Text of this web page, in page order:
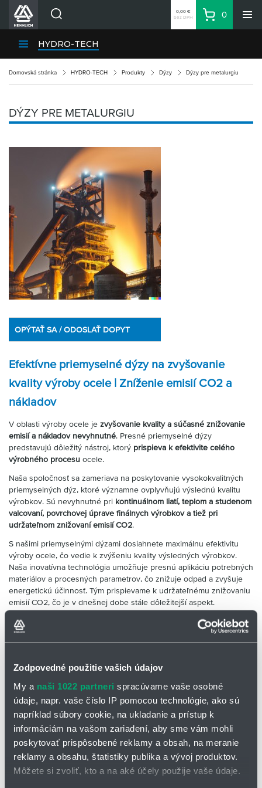
Zodpovedné použitie vašich údajov
My a naši 1022 partneri spracúvame vaše osobné
údaje, napr. vaše číslo IP pomocou technológie, ako sú
napríklad súbory cookie, na ukladanie a prístup k
informáciám na vašom zariadení, aby sme vám mohli
poskytovať prispôsobené reklamy a obsah, na meranie
reklamy a obsahu, štatistiky publika a vývoj produktov.
Môžete si zvoliť, kto a na aké účely použije vaše údaje.
Divízie HENNLICH
O firme
Priemyselný park HENNLICH
Prihlásenie
Nákupný zoznam
Partner Zone
0,00 €
bez DPH
Košík
0
HYDRO-TECH
Domovská stránka HYDRO-TECH Produkty Dýzy Dýzy pre metalurgiu
DÝZY PRE METALURGIU
OPÝTAŤ SA / ODOSLAŤ DOPYT
Efektívne priemyselné dýzy na zvyšovanie
kvality výroby ocele | Zníženie emisií CO2 a
nákladov
V oblasti výroby ocele je zvyšovanie kvality a súčasné znižovanie
emisií a nákladov nevyhnutné. Presné priemyselné dýzy
predstavujú dôležitý nástroj, ktorý prispieva k efektivite celého
výrobného procesu ocele.
Naša spoločnosť sa zameriava na poskytovanie vysokokvalitných
priemyselných dýz, ktoré významne ovplyvňujú výslednú kvalitu
výrobkov. Sú nevyhnutné pri kontinuálnom liatí, teplom a studenom
valcovaní, povrchovej úprave finálnych výrobkov a tiež pri
udržateľnom znižovaní emisií CO2.
S našimi priemyselnými dýzami dosiahnete maximálnu efektivitu
výroby ocele, čo vedie k zvýšeniu kvality výsledných výrobkov.
Naša inovatívna technológia umožňuje presnú aplikáciu potrebných
materiálov a procesných parametrov, čo znižuje odpad a zvyšuje
energetickú účinnosť. Tým prispievame k udržateľnému znižovaniu
emisií CO2, čo je v dnešnej dobe stále dôležitejší aspekt.
Ak hľadáte spoľahlivého dodávateľa priemyselných dýz na výrobu
ocele, sme tu pre Vás. Naše dlhoročné skúsenosti a odbornosť v
odbore nám umožňujú poskytovať špičkové produkty, ktoré spĺňajú
Kontaktujte nás dnes a zistite viac o našich priemyselných dýzach a
ich výhodách pre váš podnik v oblasti metalurgie a výroby ocele.
Spoločne môžeme dosiahnuť vynikajúce výsledky a prispieť k
udržateľnému rozvoju vašej spoločnosti.